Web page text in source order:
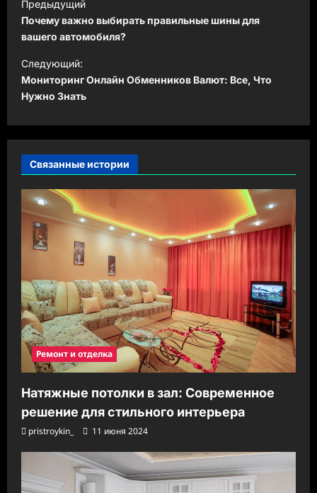
а
в
и
г
а
ц
я
з
а
с
и
Предыдущий
Почему важно выбирать правильные шины для
вашего автомобиля?
Следующий:
Мониторинг Онлайн Обменников Валют: Все, Что
Нужно Знать
Связанные истории
Ремонт и отделка
Натяжные потолки в зал: Современное
решение для стильного интерьера
pristroykin_ 11 июня 2024